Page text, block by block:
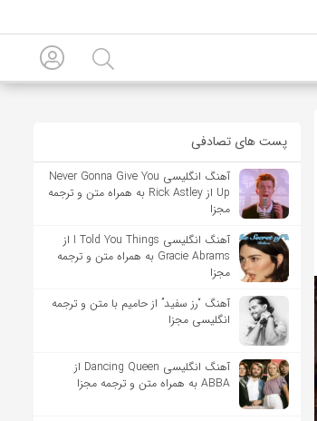
پست های تصادفی
آهنگ انگلیسی Never Gonna Give You
Up از Rick Astley به همراه متن و ترجمه
مجزا
آهنگ انگلیسی I Told You Things از
Gracie Abrams به همراه متن و ترجمه
مجزا
آهنگ “رز سفید” از حامیم با متن و ترجمه
انگلیسی مجزا
آهنگ انگلیسی Dancing Queen از
ABBA به همراه متن و ترجمه مجزا